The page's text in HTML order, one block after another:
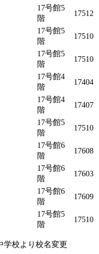
17号館5
階
17512
17号館5
階
17510
17号館5
階
17510
17号館4
階
17404
17号館4
階
17407
17号館5
階
17510
17号館6
階
17608
17号館6
階
17603
17号館6
階
17609
17号館5
階
17510
校より校名変更